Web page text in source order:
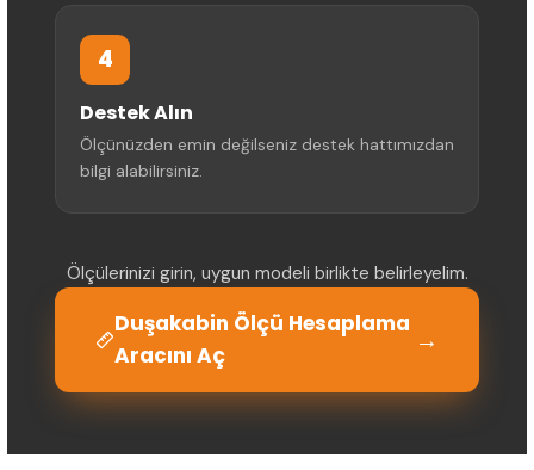
4
Destek Alın
Ölçünüzden emin değilseniz destek hattımızdan
bilgi alabilirsiniz.
Ölçülerinizi girin, uygun modeli birlikte belirleyelim.
Duşakabin Ölçü Hesaplama
Aracını Aç
→